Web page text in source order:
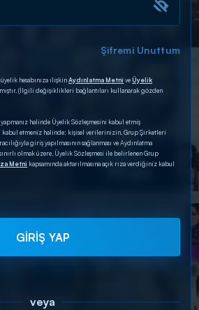
Şifremi Unuttum
hesabınıza ilişkinAydınlatma Metni veÜyelik
(İlgili değişiklikleri bağlantıları kullanarak gözden
yapmanız halinde Üyelik Sözleşmesini kabul etmiş
kabul etmeniz halinde; kişisel verilerinizin, Grup Şirketleri
giriş yapılmasının sağlanması ve Aydınlatma
olmak üzere, Üyelik Sözleşmesi ile belirlenen Grup
Metni kapsamında aktarılmasına açık rıza verdiğiniz kabul
GİRİŞ YAP
veya